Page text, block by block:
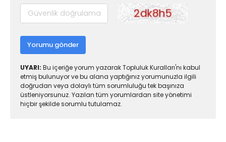
Yorumu gönder
UYARI: Bu içeriğe yorum yazarak Topluluk Kuralları'nı kabul
etmiş bulunuyor ve bu alana yaptığınız yorumunuzla ilgili
doğrudan veya dolaylı tüm sorumluluğu tek başınıza
üstleniyorsunuz. Yazılan tüm yorumlardan site yönetimi
hiçbir şekilde sorumlu tutulamaz.